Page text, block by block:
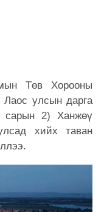
Төв Хорооны
Лаос улсын дарга
сарын 2) Ханжөү
хийх таван